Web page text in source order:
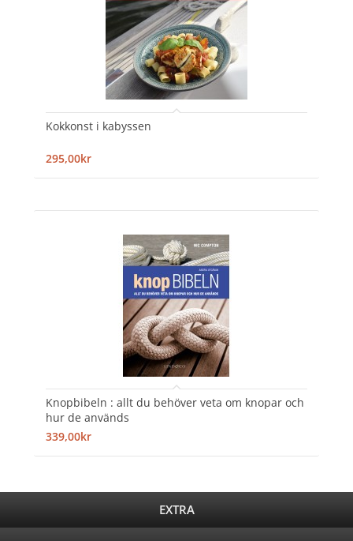
Kokkonst i kabyssen
295,00kr
Knopbibeln : allt du behöver veta om knopar och
hur de används
339,00kr
EXTRA